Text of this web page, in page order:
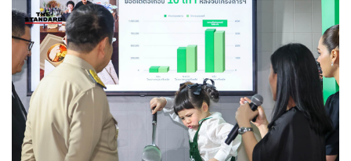
สำนักข่าวเศรษฐกิจ ธุรกิจ และการลงทุน โดย
ทีมข่าว THE STANDARD